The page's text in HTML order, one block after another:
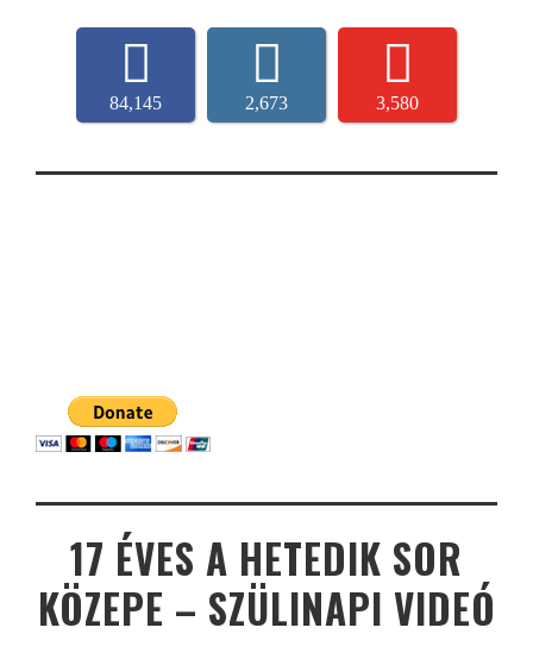
84,145 2,673 3,580
17 ÉVES A HETEDIK SOR
KÖZEPE – SZÜLINAPI VIDEÓ